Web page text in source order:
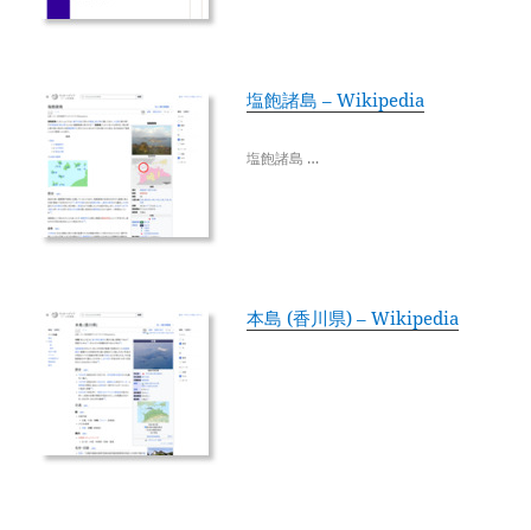
塩飽諸島 – Wikipedia
塩飽諸島 …
本島 (香川県) – Wikipedia